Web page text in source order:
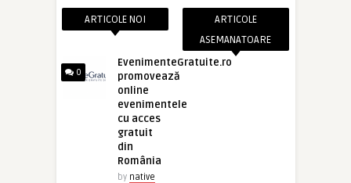
ARTICOLE NOI
0
EvenimenteGratuite.ro
promovează
online
evenimentele
cu acces
gratuit
din
România
by native
ARTICOLE
ASEMANATOARE